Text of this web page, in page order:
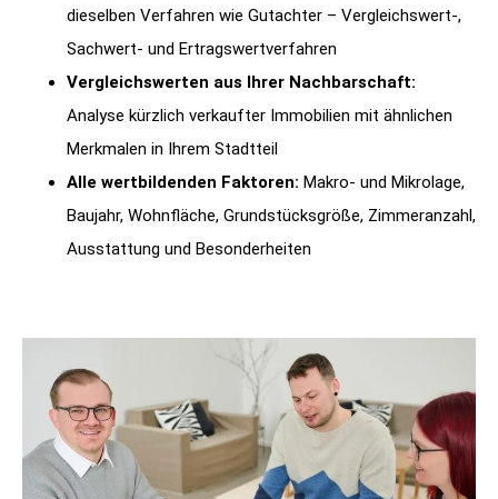
dieselben Verfahren wie Gutachter – Vergleichswert-,
Sachwert- und Ertragswertverfahren
Vergleichswerten aus Ihrer Nachbarschaft:
Analyse kürzlich verkaufter Immobilien mit ähnlichen
Merkmalen in Ihrem Stadtteil
Alle wertbildenden Faktoren: Makro- und Mikrolage,
Baujahr, Wohnfläche, Grundstücksgröße, Zimmeranzahl,
Ausstattung und Besonderheiten